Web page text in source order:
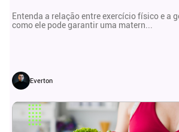
Entenda a relação entre exercício físico e a
como ele pode garantir uma matern...
Everton